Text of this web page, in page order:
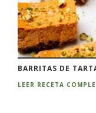
BARRITAS DE
LEER RECETA